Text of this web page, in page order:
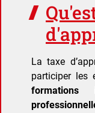
La taxe
participer les
formations